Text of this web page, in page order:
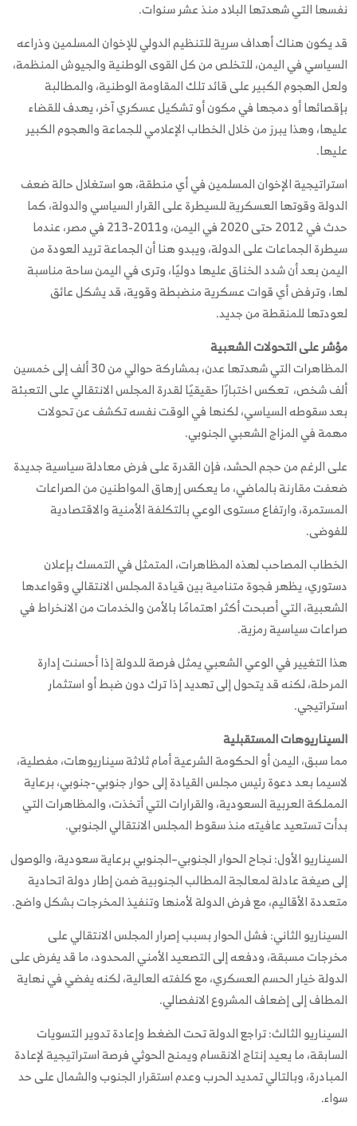
نفسها التي شهدتها البلاد منذ عشر سنوات.
قد يكون هناك أهداف سرية للتنظيم الدولي للإخوان المسلمين وذراعه
السياسي في اليمن، للتخلص من كل القوى الوطنية والجيوش المنظمة،
ولعل الهجوم الكبير على قائد تلك المقاومة الوطنية، والمطالبة
بإقصائها أو دمجها في مكون أو تشكيل عسكري آخر، يهدف للقضاء
عليها، وهذا يبرز من خلال الخطاب الإعلامي للجماعة والهجوم الكبير
عليها.
استراتيجية الإخوان المسلمين في أي منطقة، هو استغلال حالة ضعف
الدولة وقوتها العسكرية للسيطرة على القرار السياسي والدولة، كما
حدث في 2012 حتى 2020 في اليمن، و2011-213 في مصر، عندما
سيطرة الجماعات على الدولة، ويبدو هنا أن الجماعة تريد العودة من
اليمن بعد أن شدد الخناق عليها دوليًا، وترى في اليمن ساحة مناسبة
لها، وترفض أي قوات عسكرية منضبطة وقوية، قد يشكل عائق
لعودتها للمنقطة من جديد.
مؤشر على التحولات الشعبية
المظاهرات التي شهدتها عدن، بمشاركة حوالي من 30 ألف إلى خمسين
ألف شخص، تعكس اختبارًا حقيقيًا لقدرة المجلس الانتقالي على التعبئة
بعد سقوطه السياسي، لكنها في الوقت نفسه تكشف عن تحولات
مهمة في المزاج الشعبي الجنوبي.
على الرغم من حجم الحشد، فإن القدرة على فرض معادلة سياسية جديدة
ضعفت مقارنة بالماضي، ما يعكس إرهاق المواطنين من الصراعات
المستمرة، وارتفاع مستوى الوعي بالتكلفة الأمنية والاقتصادية
للفوضى.
الخطاب المصاحب لهذه المظاهرات، المتمثل في التمسك بإعلان
دستوري، يظهر فجوة متنامية بين قيادة المجلس الانتقالي وقواعدها
الشعبية، التي أصبحت أكثر اهتمامًا بالأمن والخدمات من الانخراط في
صراعات سياسية رمزية.
هذا التغيير في الوعي الشعبي يمثل فرصة للدولة إذا أحسنت إدارة
المرحلة، لكنه قد يتحول إلى تهديد إذا ترك دون ضبط أو استثمار
استراتيجي.
السيناريوهات المستقبلية
مما سبق، اليمن أو الحكومة الشرعية أمام ثلاثة سيناريوهات، مفصلية،
لاسيما بعد دعوة رئيس مجلس القيادة إلى حوار جنوبي-جنوبي، برعاية
المملكة العربية السعودية، والقرارات التي أتخذت، والمظاهرات التي
بدأت تستعيد عافيته منذ سقوط المجلس الانتقالي الجنوبي.
السيناريو الأول: نجاح الحوار الجنوبي–الجنوبي برعاية سعودية، والوصول
إلى صيغة عادلة لمعالجة المطالب الجنوبية ضمن إطار دولة اتحادية
متعددة الأقاليم، مع فرض الدولة لأمنها وتنفيذ المخرجات بشكل واضح.
السيناريو الثاني: فشل الحوار بسبب إصرار المجلس الانتقالي على
مخرجات مسبقة، ودفعه إلى التصعيد الأمني المحدود، ما قد يفرض على
الدولة خيار الحسم العسكري، مع كلفته العالية، لكنه يفضي في نهاية
المطاف إلى إضعاف المشروع الانفصالي.
السيناريو الثالث: تراجع الدولة تحت الضغط وإعادة تدوير التسويات
السابقة، ما يعيد إنتاج الانقسام ويمنح الحوثي فرصة استراتيجية لإعادة
المبادرة، وبالتالي تمديد الحرب وعدم استقرار الجنوب والشمال على حد
سواء.